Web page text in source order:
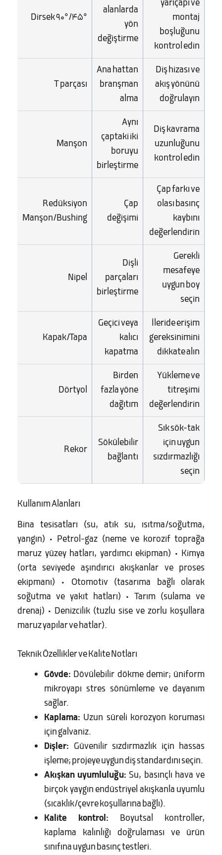
Dirsek 90°/45°
alanlarda
yön
değiştirme
yarıçapı ve
montaj
boşluğunu
kontrol edin
T parçası
Ana hattan
branşman
alma
Diş hizası ve
akış yönünü
doğrulayın
Manşon
Aynı
çaptaki iki
boruyu
birleştirme
Diş kavrama
uzunluğunu
kontrol edin
Redüksiyon
Manşon/Bushing
Çap
değişimi
Çap farkı ve
olası basınç
kaybını
değerlendirin
Nipel
Dişli
parçaları
birleştirme
Gerekli
mesafeye
uygun boy
seçin
Kapak/Tapa
Geçici veya
kalıcı
kapatma
İleride erişim
gereksinimini
dikkate alın
Dörtyol
Birden
fazla yöne
dağıtım
Yükleme ve
titreşimi
değerlendirin
Rekor
Sökülebilir
bağlantı
Sık sök-tak
için uygun
sızdırmazlığı
seçin
Kullanım Alanları
Bina tesisatları (su, atık su, ısıtma/soğutma,
yangın) • Petrol-gaz (neme ve korozif toprağa
maruz yüzey hatları, yardımcı ekipman) • Kimya
(orta seviyede aşındırıcı akışkanlar ve proses
ekipmanı) • Otomotiv (tasarıma bağlı olarak
soğutma ve yakıt hatları) • Tarım (sulama ve
drenaj) • Denizcilik (tuzlu sise ve zorlu koşullara
maruz yapılar ve hatlar).
Teknik Özellikler ve Kalite Notları
Gövde: Dövülebilir dökme demir; üniform
mikroyapı stres sönümleme ve dayanım
sağlar.
Kaplama: Uzun süreli korozyon koruması
için galvaniz.
Dişler: Güvenilir sızdırmazlık için hassas
işleme; projeye uygun diş standardını seçin.
Akışkan uyumluluğu: Su, basınçlı hava ve
birçok yaygın endüstriyel akışkanla uyumlu
(sıcaklık/çevre koşullarına bağlı).
Kalite kontrol: Boyutsal kontroller,
kaplama kalınlığı doğrulaması ve ürün
sınıfına uygun basınç testleri.